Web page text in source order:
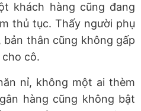
khách hàng cũng đang
thủ tục. Thấy người phụ
bản thân cũng không gấp
cô.
nỉ, không một ai thèm
hàng cũng không bật